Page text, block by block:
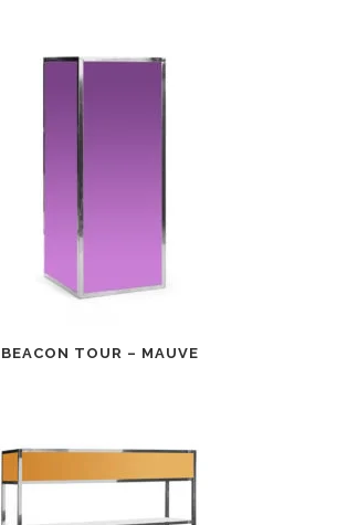
BEACON TOUR – MAUVE